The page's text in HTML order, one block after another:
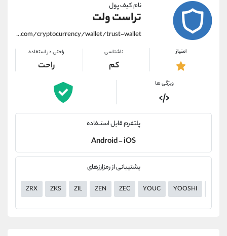
نام کیف پول
تراست ولت
https://alirezamehrabi.com/cryptocurrency/wallet/trust-wallet
امتیاز ناشناسی
کم
راحتی در استفاده
راحت
ویژگی ها
پلتفرم قابل استــفاده
Android - iOS
پشتیبانی از رمزارزهای
ZRX ZKS ZIL ZEN ZEC YOUC YOOSHI